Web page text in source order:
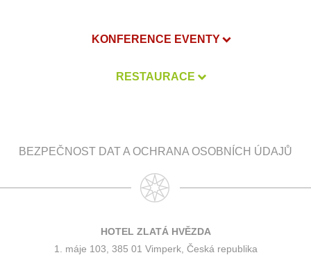
KONFERENCE EVENTY
RESTAURACE
BEZPEČNOST DAT A OCHRANA OSOBNÍCH ÚDAJŮ
HOTEL ZLATÁ HVĚZDA
1. máje 103, 385 01 Vimperk, Česká republika